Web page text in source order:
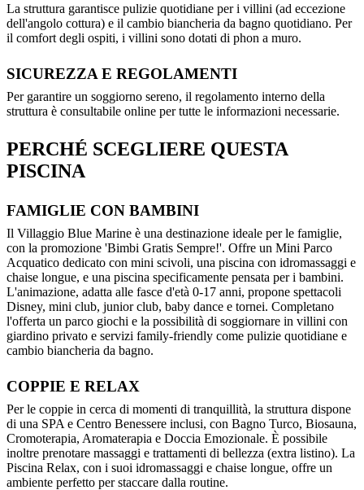
La struttura garantisce pulizie quotidiane per i villini (ad eccezione
dell'angolo cottura) e il cambio biancheria da bagno quotidiano. Per
il comfort degli ospiti, i villini sono dotati di phon a muro.
SICUREZZA E REGOLAMENTI
Per garantire un soggiorno sereno, il regolamento interno della
struttura è consultabile online per tutte le informazioni necessarie.
PERCHÉ SCEGLIERE QUESTA
PISCINA
FAMIGLIE CON BAMBINI
Il Villaggio Blue Marine è una destinazione ideale per le famiglie,
con la promozione 'Bimbi Gratis Sempre!'. Offre un Mini Parco
Acquatico dedicato con mini scivoli, una piscina con idromassaggi e
chaise longue, e una piscina specificamente pensata per i bambini.
L'animazione, adatta alle fasce d'età 0-17 anni, propone spettacoli
Disney, mini club, junior club, baby dance e tornei. Completano
l'offerta un parco giochi e la possibilità di soggiornare in villini con
giardino privato e servizi family-friendly come pulizie quotidiane e
cambio biancheria da bagno.
COPPIE E RELAX
Per le coppie in cerca di momenti di tranquillità, la struttura dispone
di una SPA e Centro Benessere inclusi, con Bagno Turco, Biosauna,
Cromoterapia, Aromaterapia e Doccia Emozionale. È possibile
inoltre prenotare massaggi e trattamenti di bellezza (extra listino). La
Piscina Relax, con i suoi idromassaggi e chaise longue, offre un
ambiente perfetto per staccare dalla routine.